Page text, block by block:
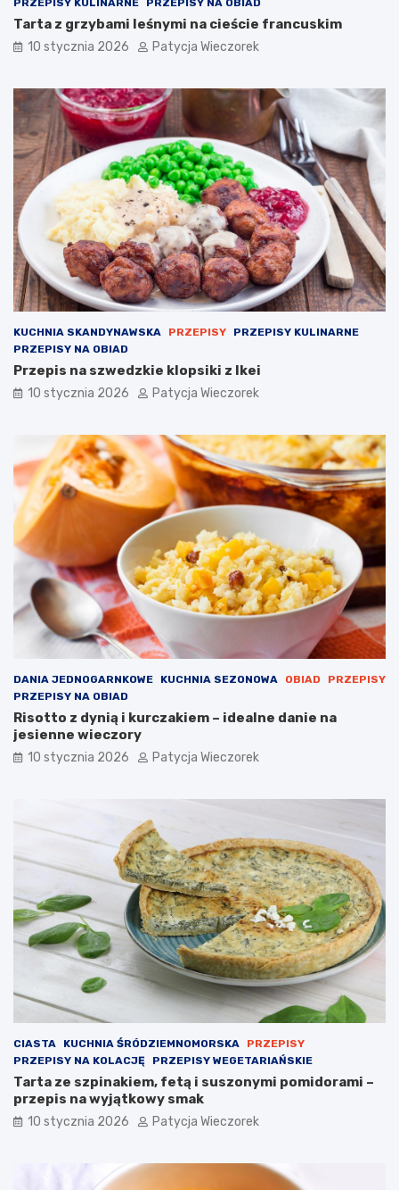
Tarta z grzybami leśnymi na cieście francuskim
10 stycznia 2026 Patycja Wieczorek
KUCHNIA SKANDYNAWSKA PRZEPISY
PRZEPISY KULINARNE
PRZEPISY NA OBIAD
Przepis na szwedzkie klopsiki z Ikei
10 stycznia 2026 Patycja Wieczorek
DANIA JEDNOGARNKOWE KUCHNIA SEZONOWA OBIAD
PRZEPISY
PRZEPISY NA OBIAD
Risotto z dynią i kurczakiem – idealne danie na
jesienne wieczory
10 stycznia 2026 Patycja Wieczorek
CIASTA KUCHNIA ŚRÓDZIEMNOMORSKA
PRZEPISY
PRZEPISY NA KOLACJĘ
PRZEPISY WEGETARIAŃSKIE
Tarta ze szpinakiem, fetą i suszonymi pomidorami –
przepis na wyjątkowy smak
10 stycznia 2026 Patycja Wieczorek